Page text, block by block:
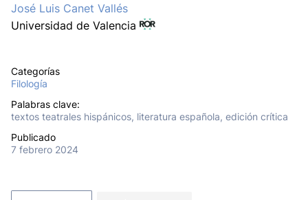
José Luis Canet Vallés
Universidad de Valencia
Categorías
Filología
Palabras clave:
textos teatrales hispánicos, literatura española, edición crítica
Publicado
7 febrero 2024